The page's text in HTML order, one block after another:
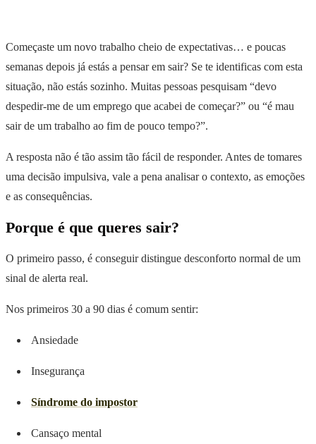
Começaste um novo trabalho cheio de expectativas… e poucas
semanas depois já estás a pensar em sair? Se te identificas com esta
situação, não estás sozinho. Muitas pessoas pesquisam “devo
despedir-me de um emprego que acabei de começar?” ou “é mau
sair de um trabalho ao fim de pouco tempo?”.
A resposta não é tão assim tão fácil de responder. Antes de tomares
uma decisão impulsiva, vale a pena analisar o contexto, as emoções
e as consequências.
Porque é que queres sair?
O primeiro passo, é conseguir distingue desconforto normal de um
sinal de alerta real.
Nos primeiros 30 a 90 dias é comum sentir:
Ansiedade
Insegurança
Síndrome do impostor
Cansaço mental